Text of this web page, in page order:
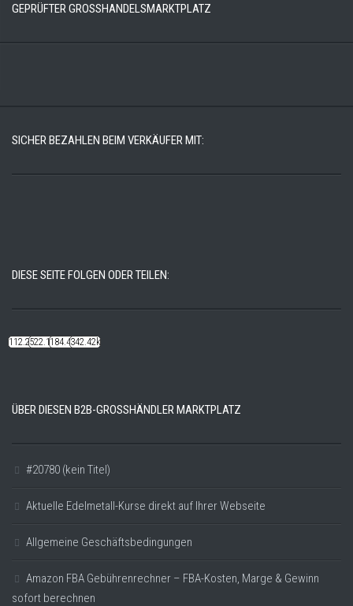
GEPRÜFTER GROSSHANDELSMARKTPLATZ
SICHER BEZAHLEN BEIM VERKÄUFER MIT:
DIESE SEITE FOLGEN ODER TEILEN:
112.22k522.14k184.48k342.42k
ÜBER DIESEN B2B-GROSSHÄNDLER MARKTPLATZ
#20780 (kein Titel)
Aktuelle Edelmetall-Kurse direkt auf Ihrer Webseite
Allgemeine Geschäftsbedingungen
Amazon FBA Gebührenrechner – FBA-Kosten, Marge & Gewinn
sofort berechnen